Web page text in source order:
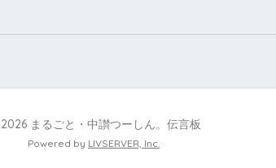
2026 まるごと・中讃つーしん。伝言板
Powered by LIVSERVER, Inc.